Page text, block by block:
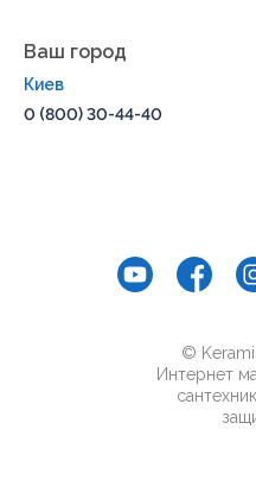
Ваш город
Киев
0 (800) 30-44-40
©
Интернет